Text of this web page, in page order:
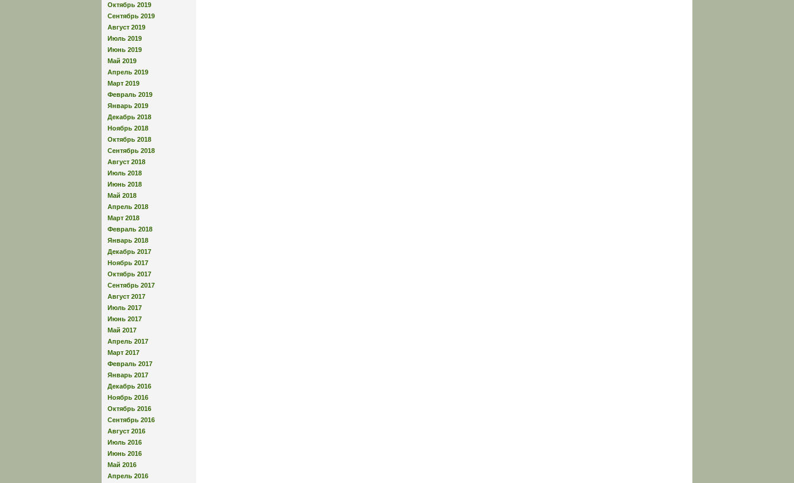
Октябрь 2019
Сентябрь 2019
Август 2019
Июль 2019
Июнь 2019
Май 2019
Апрель 2019
Март 2019
Февраль 2019
Январь 2019
Декабрь 2018
Ноябрь 2018
Октябрь 2018
Сентябрь 2018
Август 2018
Июль 2018
Июнь 2018
Май 2018
Апрель 2018
Март 2018
Февраль 2018
Январь 2018
Декабрь 2017
Ноябрь 2017
Октябрь 2017
Сентябрь 2017
Август 2017
Июль 2017
Июнь 2017
Май 2017
Апрель 2017
Март 2017
Февраль 2017
Январь 2017
Декабрь 2016
Ноябрь 2016
Октябрь 2016
Сентябрь 2016
Август 2016
Июль 2016
Июнь 2016
Май 2016
Апрель 2016